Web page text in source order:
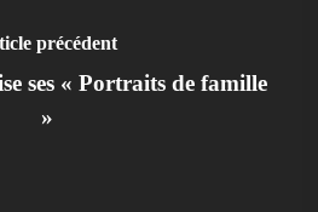
précédent
ses « Portraits de famille
»